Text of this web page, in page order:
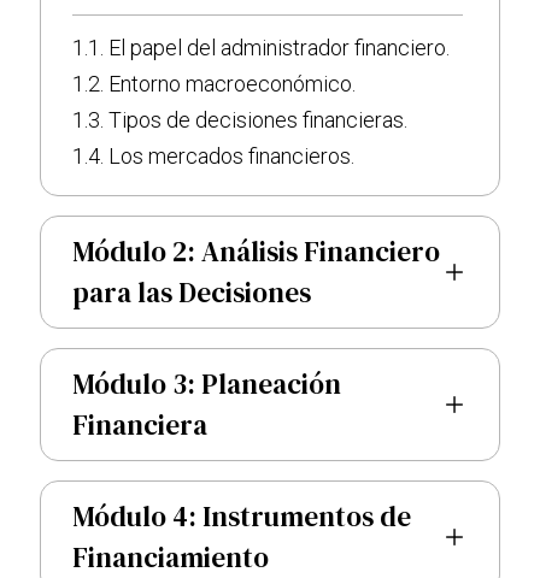
1.1. El papel del administrador financiero.
1.2. Entorno macroeconómico.
1.3. Tipos de decisiones financieras.
1.4. Los mercados financieros.
Módulo 2: Análisis Financiero
para las Decisiones
Módulo 3: Planeación
Financiera
Módulo 4: Instrumentos de
Financiamiento